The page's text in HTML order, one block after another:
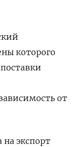
которого
от
на экспорт